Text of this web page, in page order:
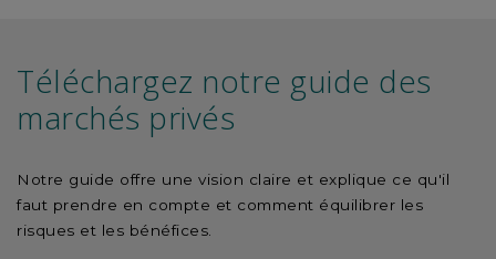
Téléchargez notre guide des
marchés privés
Notre guide offre une vision claire et explique ce qu'il
faut prendre en compte et comment équilibrer les
risques et les bénéfices.